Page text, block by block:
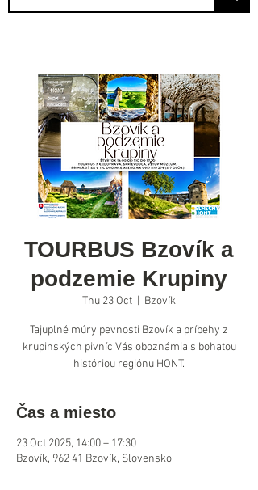
TOURBUS Bzovík a
podzemie Krupiny
Thu 23 Oct Bzovík
Tajuplné múry pevnosti Bzovík a príbehy z
krupinských pivníc Vás oboznámia s bohatou
históriou regiónu HONT.
Čas a miesto
23 Oct 2025, 14:00 – 17:30
Bzovík, 962 41 Bzovík, Slovensko